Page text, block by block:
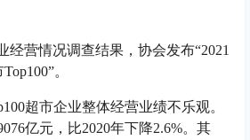
经营情况调查结果，协会发布“2021
。
超市企业整体经营业绩不乐观。
亿元，比2020年下降2.6%。其